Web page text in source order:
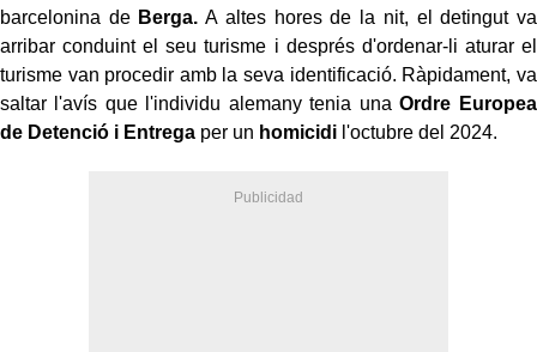
barcelonina de Berga. A altes hores de la nit, el detingut va
arribar conduint el seu turisme i després d'ordenar-li aturar el
turisme van procedir amb la seva identificació. Ràpidament, va
saltar l'avís que l'individu alemany tenia unaOrdre Europea
de Detenció i Entrega per un homicidi l'octubre del 2024.